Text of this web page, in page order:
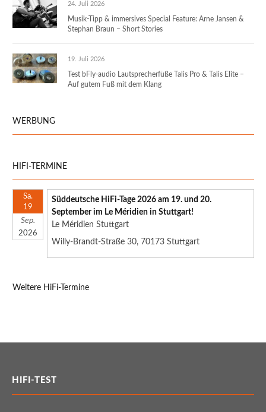
24. Juli 2026
Musik-Tipp & immersives Special Feature: Arne Jansen &
Stephan Braun – Short Stories
19. Juli 2026
Test bFly-audio Lautsprecherfüße Talis Pro & Talis Elite –
Auf gutem Fuß mit dem Klang
WERBUNG
HIFI-TERMINE
Sa.
19
Sep.
2026
Süddeutsche HiFi-Tage 2026 am 19. und 20.
September im Le Méridien in Stuttgart!
Le Méridien Stuttgart
Willy-Brandt-Straße 30, 70173 Stuttgart
Weitere HiFi-Termine
HIFI-TEST